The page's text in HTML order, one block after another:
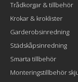
Trådkorgar & tillbehör
Krokar & kroklister
Garderobsinredning
Städskåpsinredning
Smarta tillbehör
Monteringstillbehör